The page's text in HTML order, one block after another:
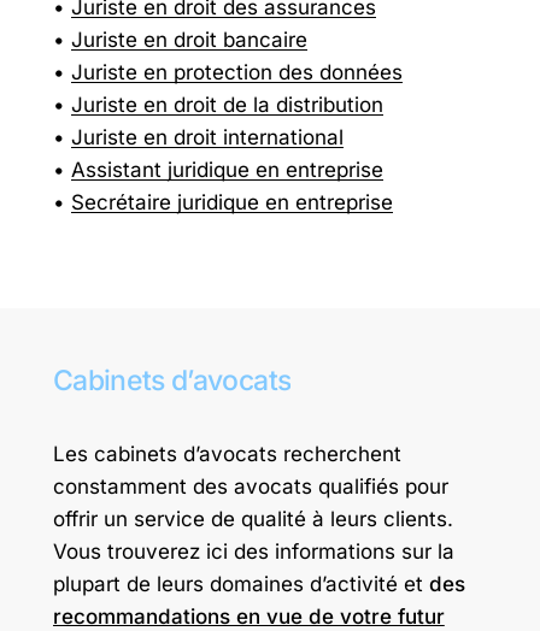
Juriste en droit des assurances
Juriste en droit bancaire
Juriste en protection des données
Juriste en droit de la distribution
Juriste en droit international
Assistant juridique en entreprise
Secrétaire juridique en entreprise
Cabinets d’avocats
Les cabinets d’avocats recherchent
constamment des avocats qualifiés pour
offrir un service de qualité à leurs clients.
Vous trouverez ici des informations sur la
plupart de leurs domaines d’activité et des
recommandations en vue de votre futur